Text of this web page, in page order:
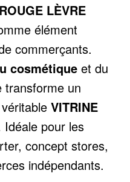
ROUGE LÈVRE
élément
commerçants.
cosmétique et du
transforme un
VITRINE
Idéale pour les
concept stores,
indépendants.